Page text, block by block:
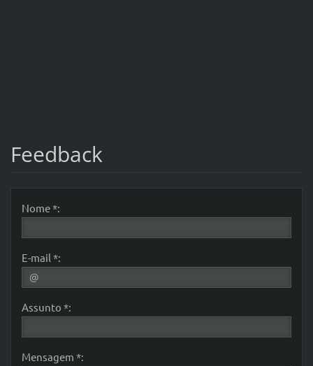
Feedback
Nome *:
E-mail *:
Assunto *:
Mensagem *: